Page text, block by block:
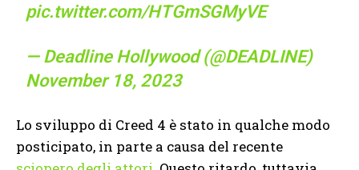
pic.twitter.com/HTGmSGMyVE
— Deadline Hollywood (@DEADLINE)
November 18, 2023
Lo sviluppo di Creed 4 è stato in qualche modo
posticipato, in parte a causa del recente